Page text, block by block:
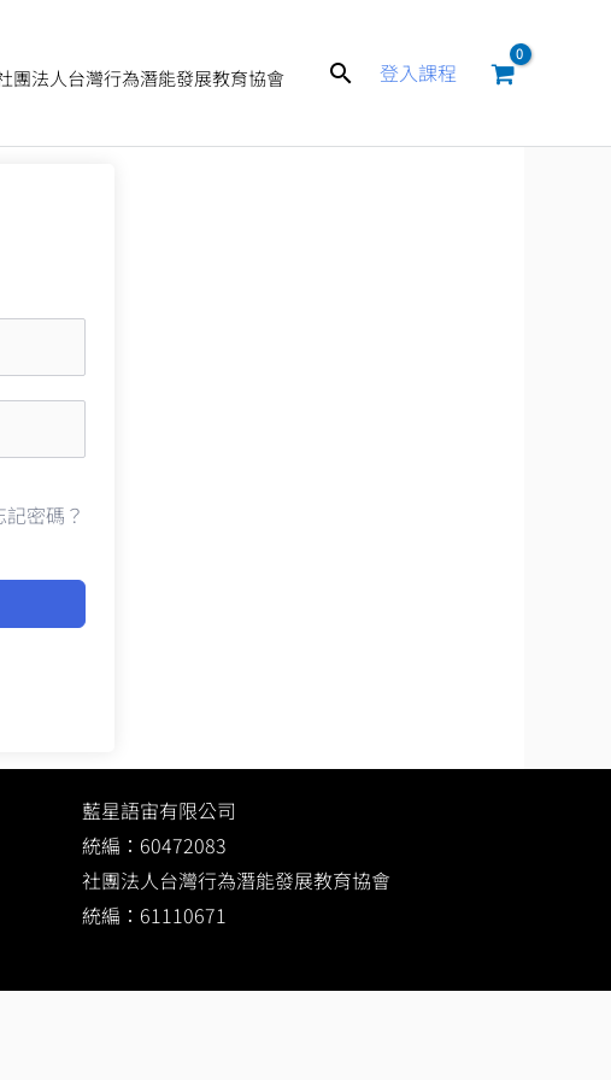
團法人台灣行為潛能發展教育協會
搜
登入課程
記密碼？
藍星語宙有限公司
統編：60472083
社團法人台灣行為潛能發展教育協會
統編：61110671